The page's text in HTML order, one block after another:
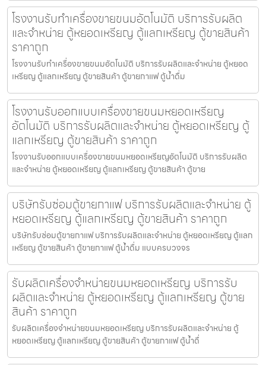
โรงงานรับทำเครื่องขายขนม​อัตโนมัติ บริการรับผลิต
และจำหน่าย ตู้หยอดเหรียญ ตู้แลกเหรียญ ตู้ขายสินค้า
ราคาถูก
โรงงานรับทำเครื่องขายขนม​อัตโนมัติ บริการรับผลิตและจำหน่าย ตู้หยอด
เหรียญ ตู้แลกเหรียญ ตู้ขายสินค้า ตู้ขายกาแฟ ตู้น้ำดื่ม
โรงงานรับออกแบบเครื่องขายขนมหยอดเหรียญ​​
อัตโนมัติ บริการรับผลิตและจำหน่าย ตู้หยอดเหรียญ ตู้
แลกเหรียญ ตู้ขายสินค้า ราคาถูก
โรงงานรับออกแบบเครื่องขายขนมหยอดเหรียญ​​อัตโนมัติ บริการรับผลิต
และจำหน่าย ตู้หยอดเหรียญ ตู้แลกเหรียญ ตู้ขายสินค้า ตู้ขาย
บริษัทรับซ่อมตู้ขายกาแฟ บริการรับผลิตและจำหน่าย ตู้
หยอดเหรียญ ตู้แลกเหรียญ ตู้ขายสินค้า ราคาถูก
บริษัทรับซ่อมตู้ขายกาแฟ บริการรับผลิตและจำหน่าย ตู้หยอดเหรียญ ตู้แลก
เหรียญ ตู้ขายสินค้า ตู้ขายกาแฟ ตู้น้ำดื่ม แบบครบวงจร
รับผลิตเครื่องจำหน่ายขนมหยอดเหรียญ​ บริการรับ
ผลิตและจำหน่าย ตู้หยอดเหรียญ ตู้แลกเหรียญ ตู้ขาย
สินค้า ราคาถูก
รับผลิตเครื่องจำหน่ายขนมหยอดเหรียญ​ บริการรับผลิตและจำหน่าย ตู้
หยอดเหรียญ ตู้แลกเหรียญ ตู้ขายสินค้า ตู้ขายกาแฟ ตู้น้ำดื่